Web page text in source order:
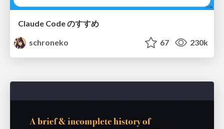
Claude Code のすすめ
schroneko
67 230k